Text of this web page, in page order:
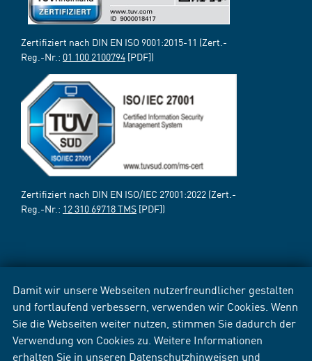
Damit wir unsere Webseiten nutzerfreundlicher gestalten
und fortlaufend verbessern, verwenden wir Cookies. Wenn
Sie die Webseiten weiter nutzen, stimmen Sie dadurch der
Verwendung von Cookies zu. Weitere Informationen
erhalten Sie in unseren Datenschutzhinweisen und
Zertifiziert nach DIN EN ISO 9001:2015-11 (Zert.-
Reg.-Nr.: 01 100 2100794 [PDF])
Zertifiziert nach DIN EN ISO/IEC 27001:2022 (Zert.-
Reg.-Nr.: 12 310 69718 TMS [PDF])